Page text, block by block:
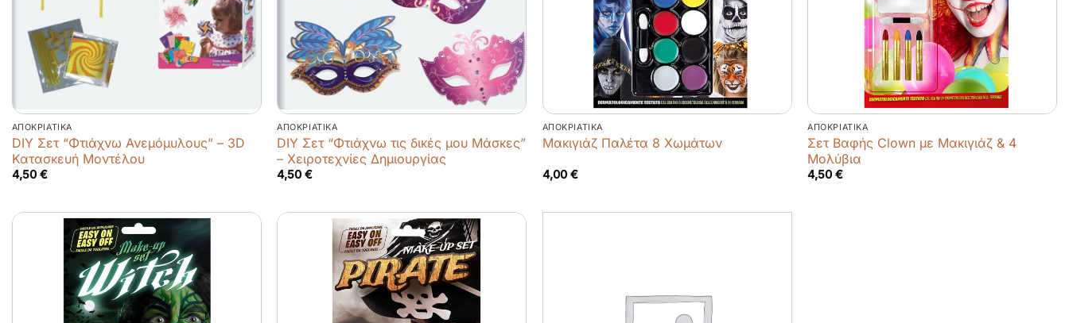
ΑΠΟΚΡΙΆΤΙΚΑ
DIY Σετ “Φτιάχνω Ανεμόμυλους” – 3D
Κατασκευή Μοντέλου
4,50 €
ΑΠΟΚΡΙΆΤΙΚΑ
DIY Σετ “Φτιάχνω τις δικές μου Μάσκες”
– Χειροτεχνίες Δημιουργίας
4,50€
ΑΠΟΚΡΙΆΤΙΚΑ
Μακιγιάζ Παλέτα 8 Χωμάτων
4,00 €
ΑΠΟΚΡΙΆΤΙΚΑ
Σετ Βαφής Clown με Μακιγιάζ & 4
Μολύβια
4,50€